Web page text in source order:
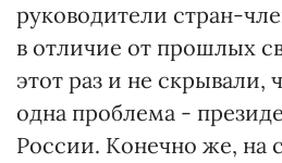
руководители стран-
в отличие от прошлых
этот раз и не скрывали,
одна проблема -
России. Конечно же, на